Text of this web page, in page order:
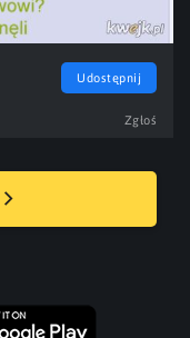
Udostępnij
Zgłoś